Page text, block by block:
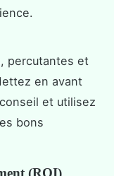
percutantes et
en avant
et utilisez
bons
(ROI)